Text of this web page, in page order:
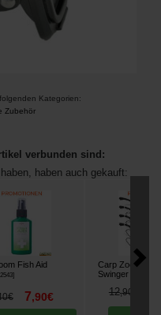
Kategorien:
Zubehör
verbunden sind:
haben auch gekauft:
Fish Aid
]
€ 7,90€
Carp Zoom S01
Swinger
12,90